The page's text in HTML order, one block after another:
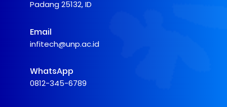
Padang 25132, ID
Email
infitech@unp.ac.id
WhatsApp
0812-345-6789